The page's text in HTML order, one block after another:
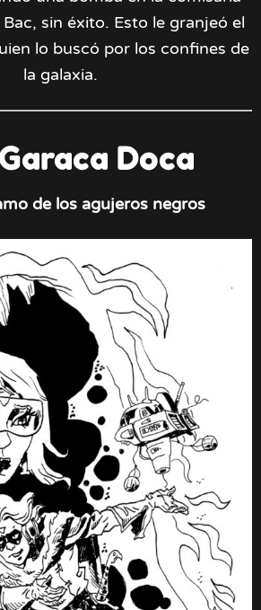
sin éxito. Esto le granjeó el
lo buscó por los confines de
la galaxia.
Doca
de los agujeros negros